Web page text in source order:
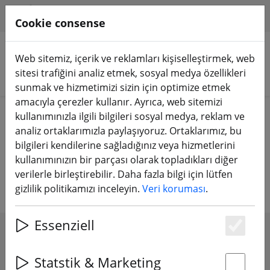
Ürünleri arayın
Home Aküler Li-Ion şarj edilebilir pil
Li-Ion piller - 18650 18500 ICR NCR
piller - Samsung & Panasonic
Cookie consense
Web sitemiz, içerik ve reklamları kişiselleştirmek, web
sitesi trafiğini analiz etmek, sosyal medya özellikleri
sunmak ve hizmetimizi sizin için optimize etmek
amacıyla çerezler kullanır. Ayrıca, web sitemizi
kullanımınızla ilgili bilgileri sosyal medya, reklam ve
analiz ortaklarımızla paylaşıyoruz. Ortaklarımız, bu
bilgileri kendilerine sağladığınız veya hizmetlerini
kullanımınızın bir parçası olarak topladıkları diğer
verilerle birleştirebilir. Daha fazla bilgi için lütfen
gizlilik politikamızı inceleyin. Veri koruması.
Essenziell
Statstik & Marketing